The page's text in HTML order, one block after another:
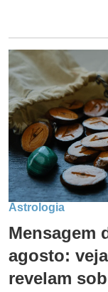
Astrologia
Mensagem
agosto:
revelam